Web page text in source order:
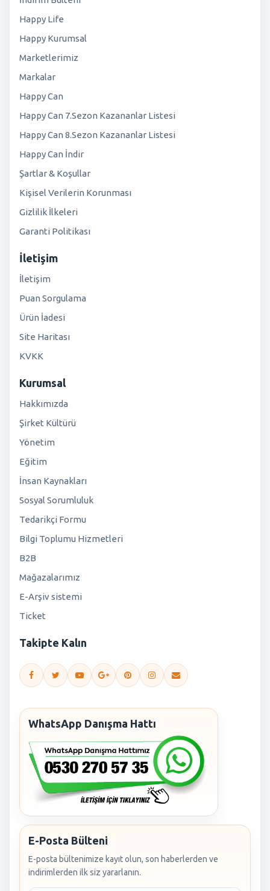
Happy Life
Happy Kurumsal
Marketlerimiz
Markalar
Happy Can
Happy Can 7.Sezon Kazananlar Listesi
Happy Can 8.Sezon Kazananlar Listesi
Happy Can İndir
Şartlar & Koşullar
Kişisel Verilerin Korunması
Gizlilik İlkeleri
Garanti Politikası
İletişim
İletişim
Puan Sorgulama
Ürün İadesi
Site Haritası
KVKK
Kurumsal
Hakkımızda
Şirket Kültürü
Yönetim
Eğitim
İnsan Kaynakları
Sosyal Sorumluluk
Tedarikçi Formu
Bilgi Toplumu Hizmetleri
B2B
Mağazalarımız
E-Arşiv sistemi
Ticket
Takipte Kalın
WhatsApp Danışma Hattı
E-Posta Bülteni
E-posta bültenimize kayıt olun, son haberlerden ve
indirimlerden ilk siz yararlanın.